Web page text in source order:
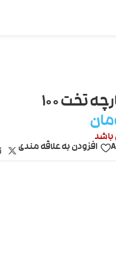
تخت ۱۰۰
باشد
افزودن به علاقه مندی